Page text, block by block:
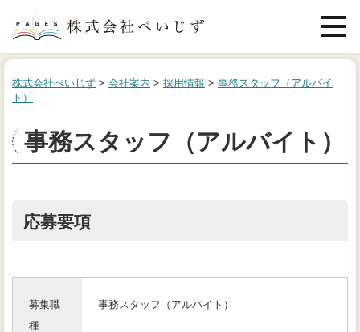
メニュ
Web制作
デザイン
制作実績
会社案内
株式会社ぺいじず > 会社案内 > 採用情報 > 事務スタッフ（アルバイ
ト）
事務スタッフ（アルバイト）
応募要項
募集職
種
事務スタッフ（アルバイト）